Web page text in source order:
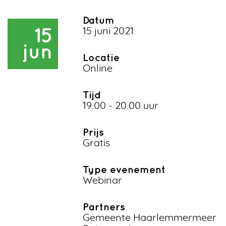
15
jun
Datum
15 juni 2021
Locatie
Online
Tijd
19.00 - 20.00 uur
Prijs
Gratis
Type evenement
Webinar
Partners
Gemeente Haarlemmermeer